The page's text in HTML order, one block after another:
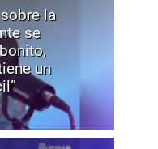
la
se
un